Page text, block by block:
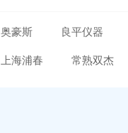
奥豪斯 良平仪器
上海浦春 常熟双杰